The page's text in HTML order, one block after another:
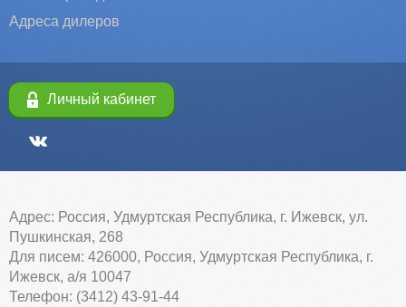
Адреса дилеров
Личный кабинет
Адрес: Россия, Удмуртская Республика, г. Ижевск, ул.
Пушкинская, 268
Для писем: 426000, Россия, Удмуртская Республика, г.
Ижевск, а/я 10047
Телефон: (3412) 43-91-44